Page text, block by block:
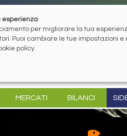
MERCATI BILANCI
esperienza
per migliorare la tua
Puoi cambiare le tue impostazioni
policy.